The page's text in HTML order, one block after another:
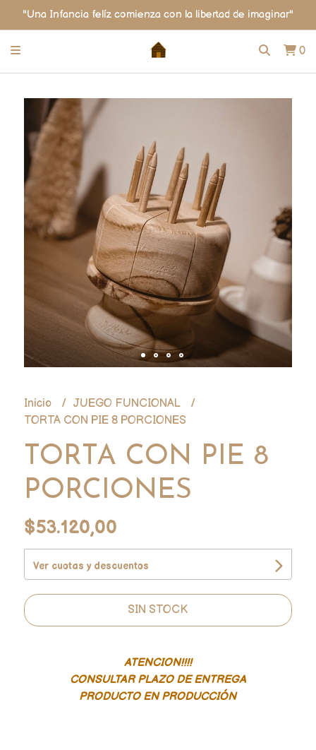
"Una Infancia felíz comienza con la libertad de imaginar"
0
Inicio
JUEGO FUNCIONAL
TORTA CON PIE 8 PORCIONES
TORTA CON PIE 8
PORCIONES
$53.120,00
Ver cuotas y descuentos
SIN STOCK
ATENCION!!!!
CONSULTAR PLAZO DE ENTREGA
PRODUCTO EN PRODUCCIÓN